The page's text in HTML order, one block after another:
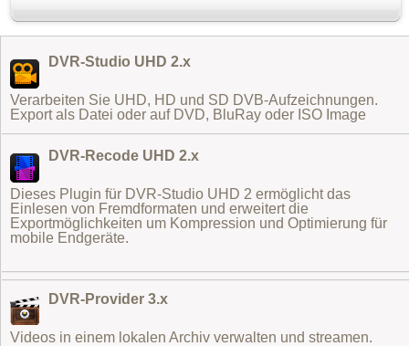
DVR-Studio UHD 2.x
Verarbeiten Sie UHD, HD und SD DVB-Aufzeichnungen.
Export als Datei oder auf DVD, BluRay oder ISO Image
DVR-Recode UHD 2.x
Dieses Plugin für DVR-Studio UHD 2 ermöglicht das
Einlesen von Fremdformaten und erweitert die
Exportmöglichkeiten um Kompression und Optimierung für
mobile Endgeräte.
DVR-Provider 3.x
Videos in einem lokalen Archiv verwalten und streamen.